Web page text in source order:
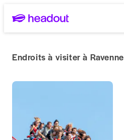
Endroits à visiter à Ravenne